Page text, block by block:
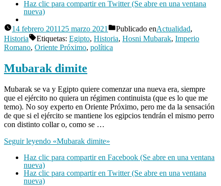
Haz clic para compartir en Twitter (Se abre en una ventana
nueva)
Publicado
porManuel
Álvarez
14 febrero 2011 25 marzo 2021 Publicado enActualidad,
Historia
Etiquetas: Egipto, Historia, Hosni Mubarak, Imperio
Romano, Oriente Próximo, política
La
dictadura
romana
como
Mubarak dimite
Mubarak se va y Egipto quiere comenzar una nueva era, siempre
que el ejército no quiera un régimen continuista (que es lo que me
temo). No soy experto en Oriente Próximo, pero me da la sensación
de que si el ejército se mantiene los egipcios tendrán el mismo perro
con distinto collar o, como se …
Seguir leyendo «Mubarak dimite»
Haz clic para compartir en Facebook (Se abre en una ventana
nueva)
Haz clic para compartir en Twitter (Se abre en una ventana
nueva)